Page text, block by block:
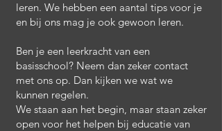
leren. We hebben een aantal tips voor je
en bij ons mag je ook gewoon leren.
Ben je een leerkracht van een
basisschool? Neem dan zeker contact
met ons op. Dan kijken we wat we
kunnen regelen.
We staan aan het begin, maar staan zeker
open voor het helpen bij educatie van